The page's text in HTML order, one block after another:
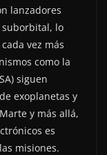
lanzadores
lo
vez más
como la
siguen
exoplanetas y
y más allá,
es
misiones.